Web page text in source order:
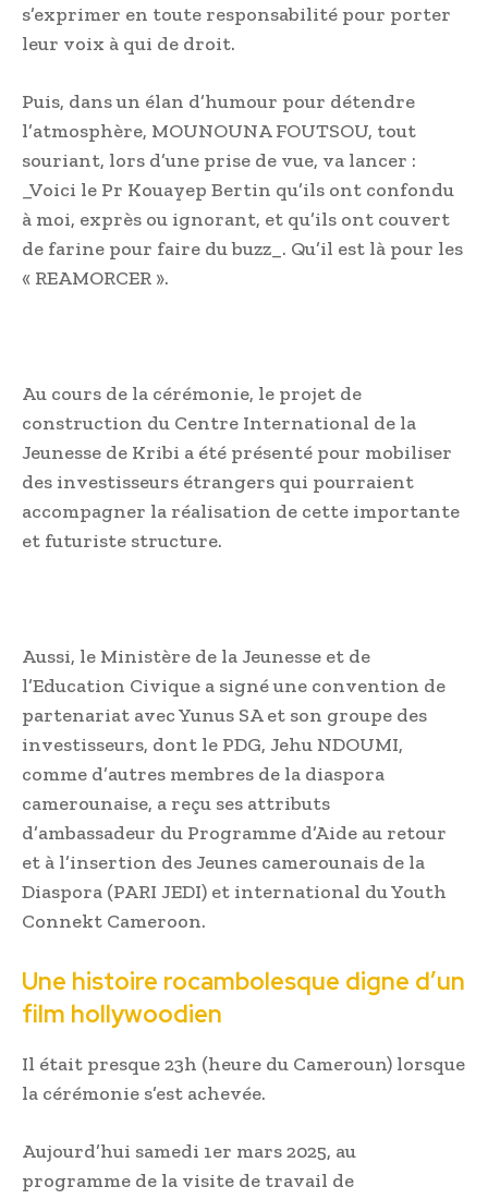
s’exprimer en toute responsabilité pour porter
leur voix à qui de droit.
Puis, dans un élan d’humour pour détendre
l’atmosphère, MOUNOUNA FOUTSOU, tout
souriant, lors d’une prise de vue, va lancer :
_Voici le Pr Kouayep Bertin qu’ils ont confondu
à moi, exprès ou ignorant, et qu’ils ont couvert
de farine pour faire du buzz_. Qu’il est là pour les
« REAMORCER ».
Au cours de la cérémonie, le projet de
construction du Centre International de la
Jeunesse de Kribi a été présenté pour mobiliser
des investisseurs étrangers qui pourraient
accompagner la réalisation de cette importante
et futuriste structure.
Aussi, le Ministère de la Jeunesse et de
l’Education Civique a signé une convention de
partenariat avec Yunus SA et son groupe des
investisseurs, dont le PDG, Jehu NDOUMI,
comme d’autres membres de la diaspora
camerounaise, a reçu ses attributs
d’ambassadeur du Programme d’Aide au retour
et à l’insertion des Jeunes camerounais de la
Diaspora (PARI JEDI) et international du Youth
Connekt Cameroon.
Une histoire rocambolesque digne d’un
film hollywoodien
Il était presque 23h (heure du Cameroun) lorsque
la cérémonie s’est achevée.
Aujourd’hui samedi 1er mars 2025, au
programme de la visite de travail de